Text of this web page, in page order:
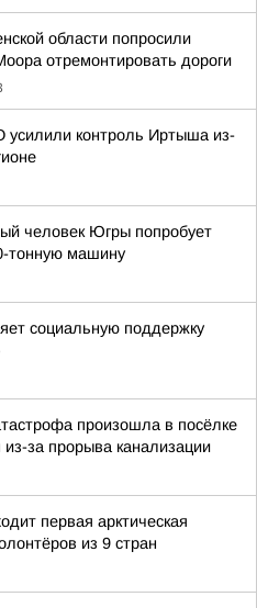
области попросили
отремонтировать дороги
контроль Иртыша из-
человек Югры попробует
тонную машину
социальную поддержку
произошла в посёлке
из-за прорыва канализации
первая арктическая
из 9 стран